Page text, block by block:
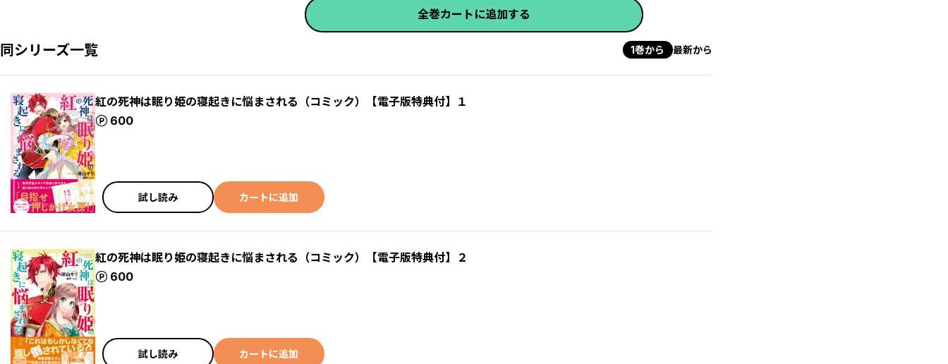
全巻カートに追加する
同シリーズ一覧 1巻から 最新から
紅の死神は眠り姫の寝起きに悩まされる（コミック）【電子版特典付】１
600
ポイント
試し読み カートに追加
紅の死神は眠り姫の寝起きに悩まされる（コミック）【電子版特典付】２
600
ポイント
試し読み カートに追加